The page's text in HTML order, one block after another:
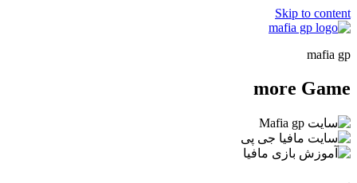
Skip to content
mafia gp
more Game
.